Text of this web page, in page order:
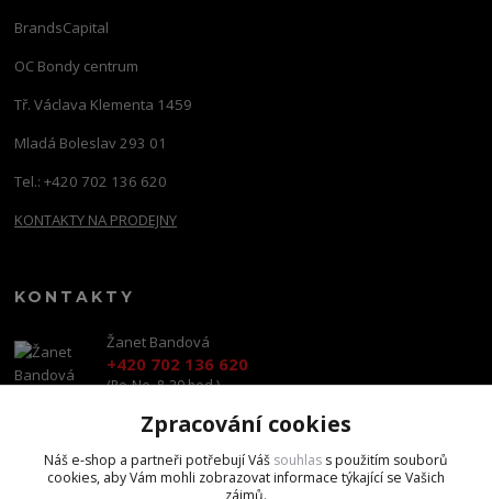
BrandsCapital
OC Bondy centrum
Tř. Václava Klementa 1459
Mladá Boleslav 293 01
Tel.: +420 702 136 620
KONTAKTY NA PRODEJNY
KONTAKTY
Žanet Bandová
+420 702 136 620
(Po-Ne, 8-20 hod.)
shop@brandscapital.cz
Zpracování cookies
Náš e-shop a partneři potřebují Váš souhlas s použitím souborů
cookies, aby Vám mohli zobrazovat informace týkající se Vašich
zájmů.